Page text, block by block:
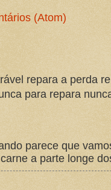
(Atom)
repara a perda
para repara
parece que
a parte longe